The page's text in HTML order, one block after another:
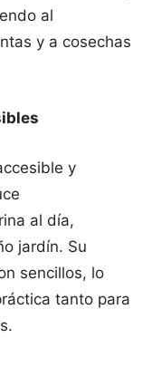
al
y a cosechas
y
al día,
jardín. Su
sencillos, lo
tanto para